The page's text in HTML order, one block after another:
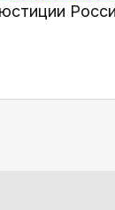
юстиции